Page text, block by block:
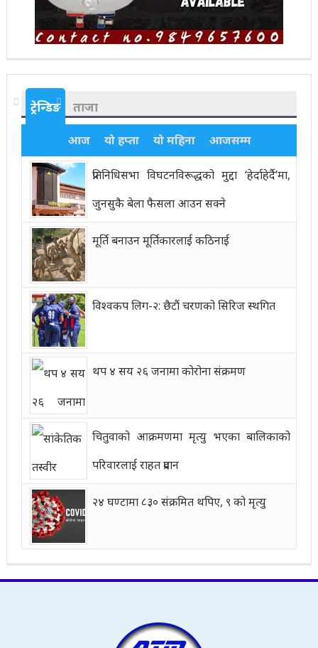
ट्रेन्डिङ ताजा
आज यो हप्ता यो महिना आजसम्म
प्रतिनिधिसभा विघटनविरूद्धको मुद्दा ‘हेर्दाहेर्दै’मा,
जुनसुकै बेला फैसला आउन सक्ने
मूर्ति बनाउन मूर्तिकारलाई कठिनाई
विश्वकप लिग-२: छैटौं चरणको सिरिज स्थगित
थप ४ सय २६ जनामा कोरोना संक्रमण
चितुवाको आक्रमणमा मृत्यु भएका बालिकाको
परिवारलाई राहत प्रदान
२४ घण्टामा ८३० संक्रमित थपिए, ९ को मृत्यु